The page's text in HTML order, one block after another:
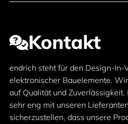
Kontakt
endrich steht für den Design-
elektronischer Bauelemente.
auf Qualität und
sehr eng mit unseren
sicherzustellen, dass unsere